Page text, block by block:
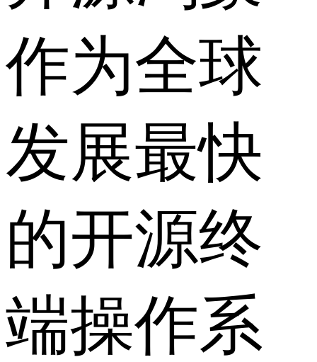
作为全球
发展最快
的开源终
端操作系